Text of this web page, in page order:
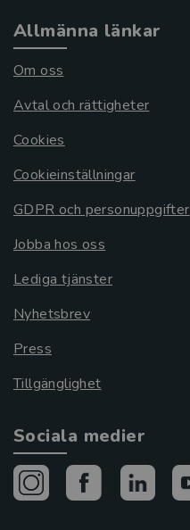
Allmänna länkar
Om oss
Avtal och rättigheter
Cookies
Cookieinställningar
GDPR och personuppgifter
Jobba hos oss
Lediga tjänster
Nyhetsbrev
Press
Tillgänglighet
Sociala medier